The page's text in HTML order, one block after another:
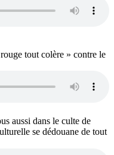
tout colère » contre le
aussi dans le culte de
se dédouane de tout